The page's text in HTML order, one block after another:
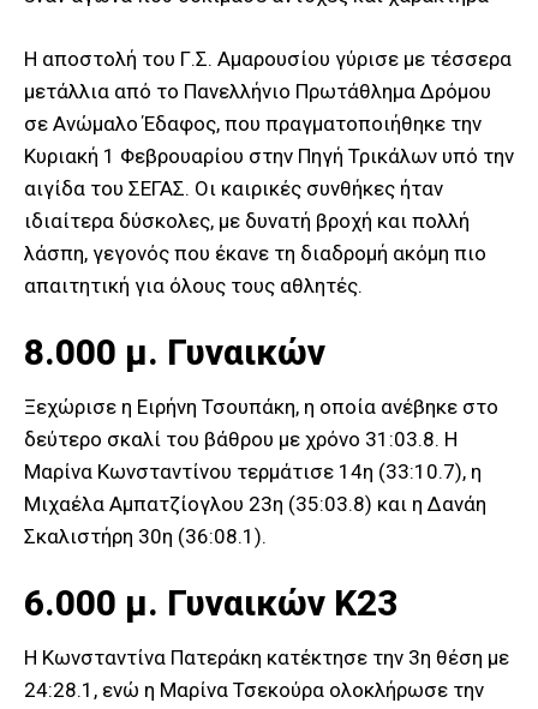
Η αποστολή του Γ.Σ. Αμαρουσίου γύρισε με τέσσερα
μετάλλια από το Πανελλήνιο Πρωτάθλημα Δρόμου
σε Ανώμαλο Έδαφος, που πραγματοποιήθηκε την
Κυριακή 1 Φεβρουαρίου στην Πηγή Τρικάλων υπό την
αιγίδα του ΣΕΓΑΣ. Οι καιρικές συνθήκες ήταν
ιδιαίτερα δύσκολες, με δυνατή βροχή και πολλή
λάσπη, γεγονός που έκανε τη διαδρομή ακόμη πιο
απαιτητική για όλους τους αθλητές.
8.000 μ. Γυναικών
Ξεχώρισε η Ειρήνη Τσουπάκη, η οποία ανέβηκε στο
δεύτερο σκαλί του βάθρου με χρόνο 31:03.8. Η
Μαρίνα Κωνσταντίνου τερμάτισε 14η (33:10.7), η
Μιχαέλα Αμπατζίογλου 23η (35:03.8) και η Δανάη
Σκαλιστήρη 30η (36:08.1).
6.000 μ. Γυναικών Κ23
Η Κωνσταντίνα Πατεράκη κατέκτησε την 3η θέση με
24:28.1, ενώ η Μαρίνα Τσεκούρα ολοκλήρωσε την